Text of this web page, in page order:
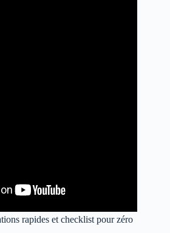
rapides et checklist pour zéro